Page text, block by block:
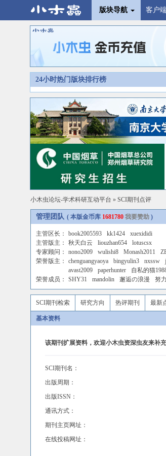
版块导航 客户
24小时热门版块排行榜
小木虫论坛-学术科研互动平台 » SCI期刊点评
管理团队 ( 本版金币库 1681780 我要赞助)
主管区长： book2005593 kk1424
xuexididi
主管版主：
秋天白云 liouzhan654
lotuscsx
专家顾问：
nono2009 wulishi8 Monash2011
荣誉版主：
chenguangyaoya bingyulin3 nxssw
avast2009
paperhunter 自私的猫
荣誉成员：
SHY31 mandolin 邂逅の浪漫 努
SCI期刊检索 研究方向 热评期刊 最新
基本资料
该期刊扩展资料，欢迎小木虫资深虫友来补
SCI期刊名：
出版周期：
出版ISSN：
通讯方式：
期刊主页网址：
在线投稿网址：